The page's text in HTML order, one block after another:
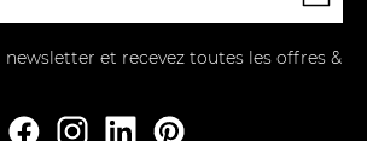
newsletter et recevez toutes les offres &